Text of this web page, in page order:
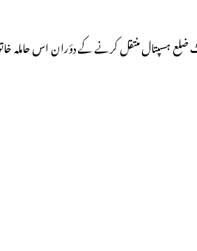
ہسپتال منتقل کرنے کے دؤران اس حاملہ